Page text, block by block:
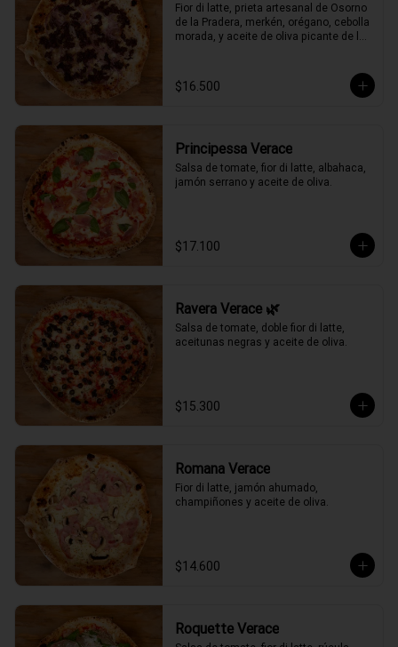
Fior di latte, prieta artesanal de Osorno
de la Pradera, merkén, orégano, cebolla
morada, y aceite de oliva picante de la
$16.500
Principessa Verace
Salsa de tomate, fior di latte, albahaca,
jamón serrano y aceite de oliva.
$17.100
Ravera Verace 🌿
Salsa de tomate, doble fior di latte,
aceitunas negras y aceite de oliva.
$15.300
Romana Verace
Fior di latte, jamón ahumado,
champiñones y aceite de oliva.
$14.600
Roquette Verace